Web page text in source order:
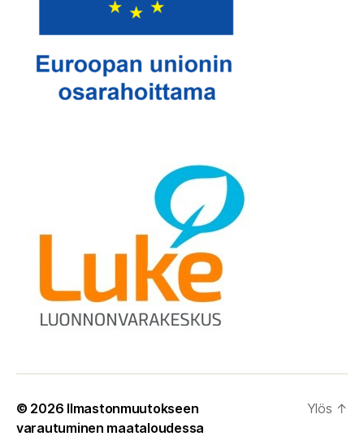
© 2026 Ilmastonmuutokseen
varautuminen maataloudessa
Ylös ↑